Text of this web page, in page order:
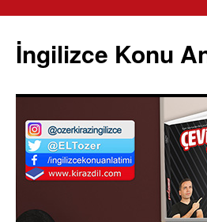
İngilizce Konu